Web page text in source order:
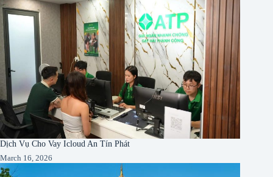
Dịch Vụ Cho Vay Icloud An Tín Phát
March 16, 2026